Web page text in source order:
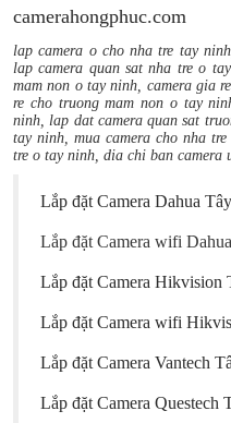
camerahongphuc.com
lap camera o cho nha tre tay
lap camera quan sat nha tre o
mam non o tay ninh, camera gia
re cho truong mam non o tay
ninh, lap dat camera quan sat
tay ninh, mua camera cho nha
tre o tay ninh, dia chi ban camera
Lắp đặt Camera Dahua
Lắp đặt Camera wifi
Lắp đặt Camera Hikvision
Lắp đặt Camera wifi
Lắp đặt Camera Vantech
Lắp đặt Camera Questech